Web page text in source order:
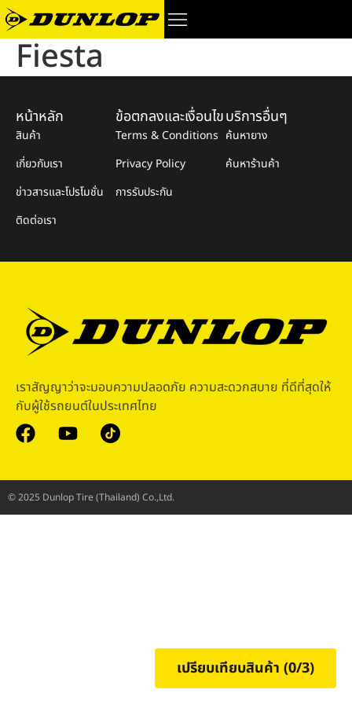
Fiesta
© 2025 Dunlop Tire (Thailand) Co.,Ltd.
เราสัญญาว่าจะมอบความปลอดภัย ความสะดวกสบาย ที่ดีที่สุดให้
กับผู้ใช้รถยนต์ในประเทศไทย
หน้าหลัก
สินค้า
เกี่ยวกับเรา
ข่าวสารและโปรโมชั่น
ติดต่อเรา
ข้อตกลงและเงื่อนไข
Terms & Conditions
Privacy Policy
การรับประกัน
บริการอื่นๆ
ค้นหายาง
ค้นหาร้านค้า
เปรียบเทียบสินค้า (0/3)